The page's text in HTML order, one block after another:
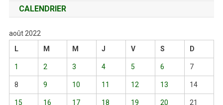
CALENDRIER
août 2022
L
M M J V S D
1 2 3 4 5 6 7
8 9 10 11 12 13 14
15 16 17 18 19 20 21